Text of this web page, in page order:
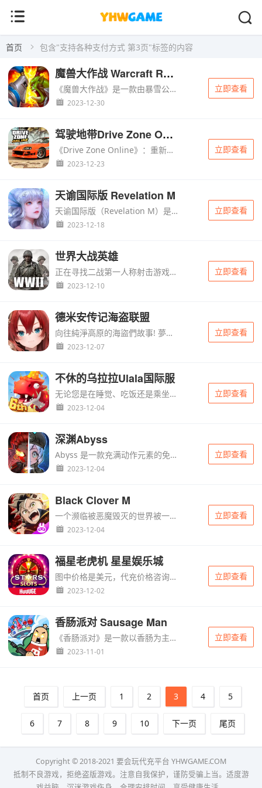
首页 包含"支持各种支付方式 第3页"标签的内容
魔兽大作战 Warcraft Rumble
《魔兽大作战》是一款由暴雪公司开发的策略手游。在这款游戏中，玩家将扮演一位勇敢的指挥官，带领自己的部队在奇幻的魔兽世界中展开冒险。游戏的核心玩法是收集和培养各种强大的魔兽，通过合理的布阵和...
2023-12-30
立即查看
驾驶地带Drive Zone Online
《Drive Zone Online》：重新定义汽车驾驶模拟游戏！ 你是否曾梦想过在广袤的公路上疾驰，感受轮胎与柏油路面的摩擦，体验真正的驾驶快感？《Drive Zone Online》为你带来...
2023-12-23
立即查看
天谕国际版 Revelation M
天谕国际版（Revelation M）是一款深受全球玩家喜爱的奇幻风格大型多人在线角色扮演游戏。游戏以宏大的世界观、细腻的人物塑造和丰富的游戏玩法为玩家带来沉浸式的游戏体验。首先，天谕国际版的画面表现...
2023-12-18
立即查看
世界大战英雄
正在寻找二战第一人称射击游戏吗？在疯狂的二战时代在线第一人称射击游戏中与来自世界各地的玩家战斗！消灭敌人并在柏林市中心和其他城市的坦克战中生存。参加团队和死亡竞赛，放置炸弹并保卫它们，参加...
2023-12-10
立即查看
德米安传记海盗联盟
向往純淨高原的海盜們故事! 夢想的所有事情都會成為現實的神之地 和艾莎, 傑頓一起展開尋找純淨高原的冒險吧....
2023-12-07
立即查看
不休的乌拉拉Ulala国际服
无论您是在睡觉、吃饭还是乘坐地铁 - 来玩《乌拉拉：放置冒险》吧！Ulala 是一款闲置 MMORPG，以有趣和社交的方式将石器时代的刺激和冒险带入生活！...
2023-12-04
立即查看
深渊Abyss
Abyss 是一款充满动作元素的免费奇幻冒险角色扮演游戏 (ARPG ，富含 Roguelike 元素。踏上无尽的地牢之旅，寻找强大的装备，同时对抗由生物朋克魔法的迷人本质驱动的强大生物。您准备好忍受...
2023-12-04
立即查看
Black Clover M
一个濒临被恶魔毁灭的世界被一个后来被称为“巫师之王”的法师所拯救。若干年后，这个神奇的世界再次笼罩在危机的黑暗中。阿斯塔，一个天生没有魔法的男孩，立志成为“巫师之王”，寻求证明自己的能力，并履行对朋友...
2023-12-04
立即查看
福星老虎机 星星娱乐城
图中价格是美元，代充价格咨询客服哦！福星老虎机™提供正宗游艺场经典斯洛角子老虎机机台，让你享受最原汁原味的中奖爽度！全球最多人玩的线上游戏、水果盘、角子老虎机，加上独家社交互动手机定位功能，让你近距离...
2023-12-02
立即查看
香肠派对 Sausage Man
《香肠派对》是一款以香肠为主角的卡通风格竞技射击大逃杀游戏。这是一款可以轻松上手、随时随地玩的游戏。您将扮演有趣又可爱的香肠，并在激烈、充满想象力的战斗中战斗。...
2023-11-01
立即查看
首页 上一页 1 2 3 4 5
6 7 8 9 10 下一页 尾页
Copyright © 2018-2021 要会玩代充平台 YHWGAME.COM
抵制不良游戏，拒绝盗版游戏。注意自我保护，谨防受骗上当。适度游